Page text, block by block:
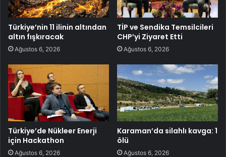
Türkiye’nin 11 ilinin altından
altın fışkıracak
Ağustos 6, 2026
TİP ve Sendika Temsilcileri
CHP’yi Ziyaret Etti
Ağustos 6, 2026
Türkiye’de Nükleer Enerji
için Hackathon
Ağustos 6, 2026
Karaman’da silahlı kavga: 1
ölü
Ağustos 6, 2026